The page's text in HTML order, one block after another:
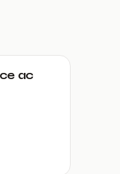
ac